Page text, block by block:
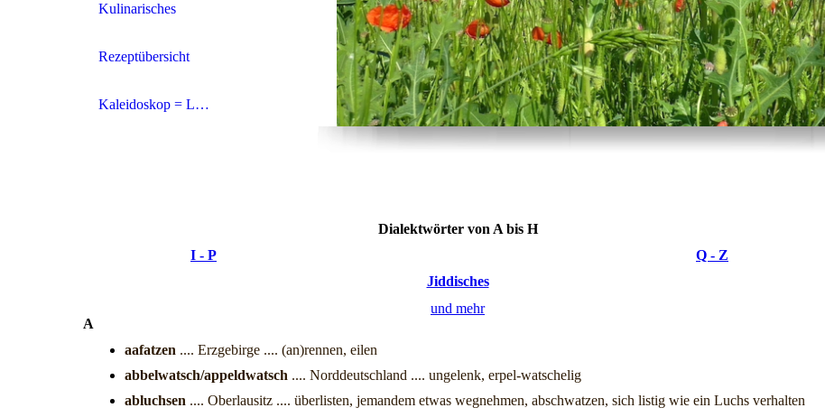
Kulinarisches
Rezeptübersicht
Kaleidoskop = Link-Tipps
Dialektwörter von A bis H
I - P
Jiddisches
und mehr
Q - Z
A
aafatzen .... Erzgebirge .... (an)rennen, eilen
abbelwatsch/appeldwatsch .... Norddeutschland .... ungelenk, erpel-watschelig
abluchsen .... Oberlausitz .... überlisten, jemandem etwas wegnehmen, abschwatzen, sich listig wie ein Luchs verhalten